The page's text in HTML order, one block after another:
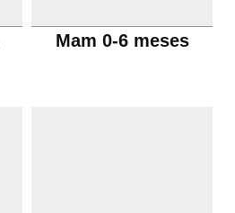
Mam 0-6 meses